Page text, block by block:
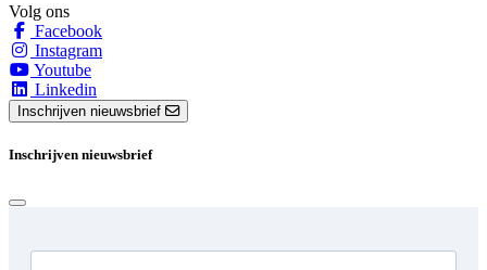
Volg ons
Facebook
Instagram
Youtube
Linkedin
Inschrijven nieuwsbrief
Inschrijven nieuwsbrief